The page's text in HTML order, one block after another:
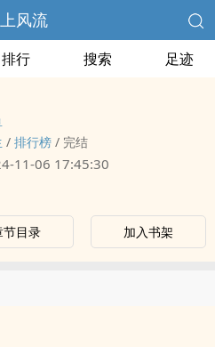
风流
排行 搜索 足迹
/ 排行榜 / 完结
11-06 17:45:30
节目录 加入书架